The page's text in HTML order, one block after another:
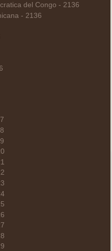
del Congo - 2136
- 2136